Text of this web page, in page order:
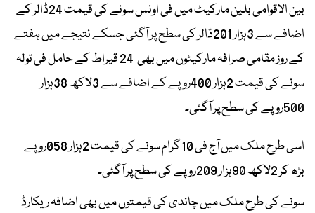
بین الاقوامی بلین مارکیٹ میں فی اونس سونے کی قیمت 24ڈالر کے
اضافے سے 3ہزار 201ڈالر کی سطح پر آگئی جسکے نتیجے میں ہفتے
کے روز مقامی صرافہ مارکیٹوں میں بھی 24 قیراط کے حامل فی تولہ
سونے کی قیمت 2ہزار 400روپے کے اضافے سے 3لاکھ 38ہزار
500روپے کی سطح پر آگئی۔
اسی طرح ملک میں آج فی 10 گرام سونے کی قیمت 2ہزار 058روپے
بڑھ کر 2لاکھ 90ہزار 209روپے کی سطح پر آگئی۔
سونے کی طرح ملک میں چاندی کی قیمتوں میں بھی اضافہ ریکارڈ